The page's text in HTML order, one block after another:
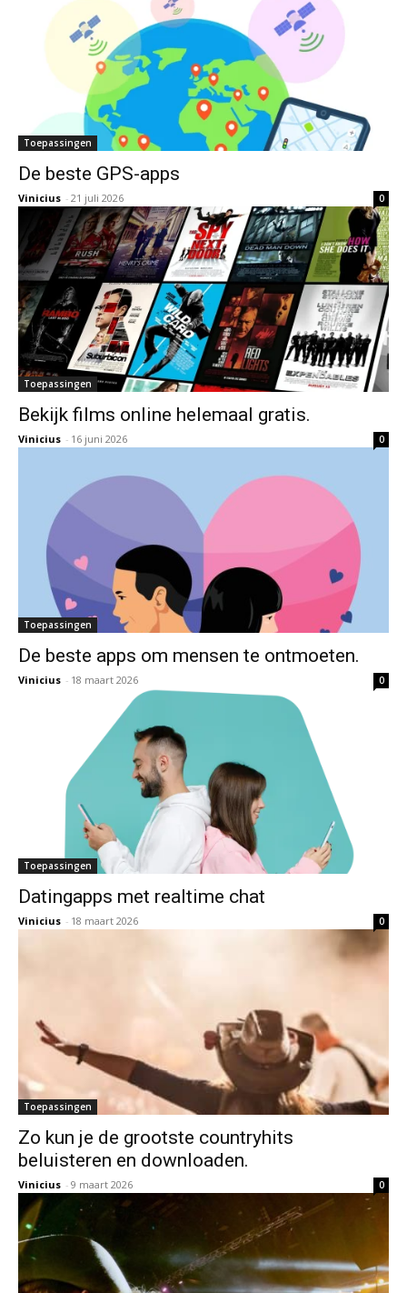
Toepassingen
De beste GPS-apps
Vinicius - 21 juli 2026 0
Toepassingen
Bekijk films online helemaal gratis.
Vinicius - 16 juni 2026 0
Toepassingen
De beste apps om mensen te ontmoeten.
Vinicius - 18 maart 2026 0
Toepassingen
Datingapps met realtime chat
Vinicius - 18 maart 2026 0
Toepassingen
Zo kun je de grootste countryhits
beluisteren en downloaden.
Vinicius - 9 maart 2026 0